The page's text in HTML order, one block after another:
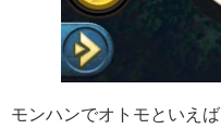
モンハンでオトモといえば